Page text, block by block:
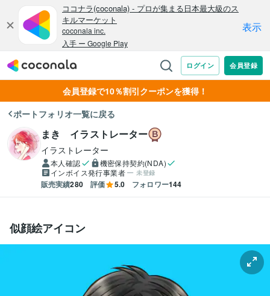
会員登録で10％割引クーポンを獲得！
ポートフォリオ一覧に戻る
まき イラストレーター
イラストレーター
本人確認
機密保持契約(NDA)
インボイス発行事業者
未登録
販売実績280 評価 5.0 フォロワー144
似顔絵アイコン